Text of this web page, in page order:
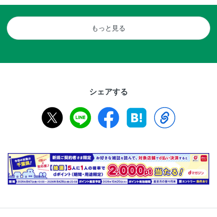
もっと見る
シェアする